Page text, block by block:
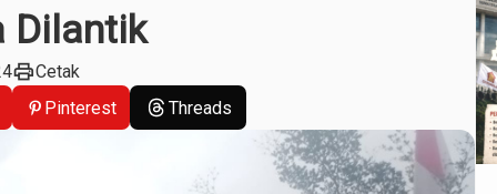
Dilantik
printCetak
Pinterest Threads